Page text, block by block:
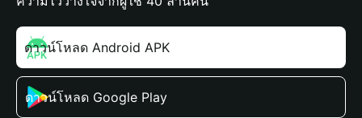
ดาวน์โหลด Android APK
ดาวน์โหลด Google Play